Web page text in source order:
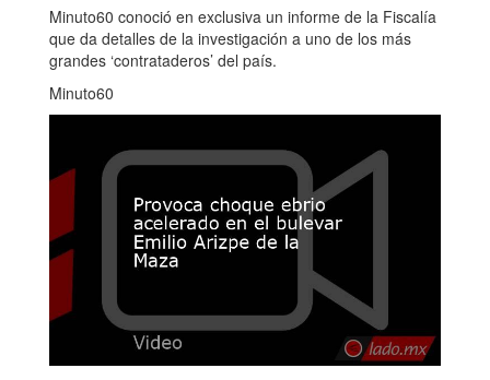
Minuto60 conoció en exclusiva un informe de la Fiscalía
que da detalles de la investigación a uno de los más
grandes ‘contrataderos’ del país.
Minuto60